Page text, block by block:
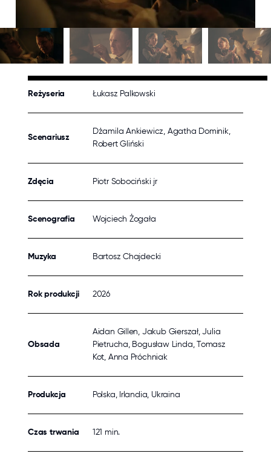
Reżyseria Łukasz Palkowski
Scenariusz
Dżamila Ankiewicz, Agatha Dominik,
Robert Gliński
Zdęcia Piotr Sobociński jr
Scenografia Wojciech Żogała
Muzyka Bartosz Chajdecki
Rok produkcji 2026
Obsada
Aidan Gillen, Jakub Gierszał, Julia
Pietrucha, Bogusław Linda, Tomasz
Kot, Anna Próchniak
Produkcja Polska, Irlandia, Ukraina
Czas trwania 121 min.